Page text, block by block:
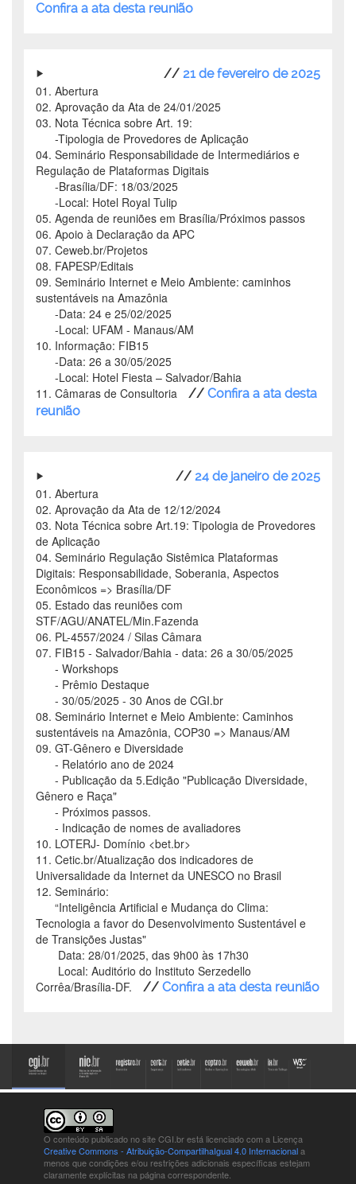
Confira a ata desta reunião
// 21 de fevereiro de 2025
01. Abertura
02. Aprovação da Ata de 24/01/2025
03. Nota Técnica sobre Art. 19:
-Tipologia de Provedores de Aplicação
04. Seminário Responsabilidade de Intermediários e
Regulação de Plataformas Digitais
-Brasília/DF: 18/03/2025
-Local: Hotel Royal Tulip
05. Agenda de reuniões em Brasília/Próximos passos
06. Apoio à Declaração da APC
07. Ceweb.br/Projetos
08. FAPESP/Editais
09. Seminário Internet e Meio Ambiente: caminhos
sustentáveis na Amazônia
-Data: 24 e 25/02/2025
-Local: UFAM - Manaus/AM
10. Informação: FIB15
-Data: 26 a 30/05/2025
-Local: Hotel Fiesta – Salvador/Bahia
11. Câmaras de Consultoria
// Confira a ata desta
reunião
// 24 de janeiro de 2025
01. Abertura
02. Aprovação da Ata de 12/12/2024
03. Nota Técnica sobre Art.19: Tipologia de Provedores
de Aplicação
04. Seminário Regulação Sistêmica Plataformas
Digitais: Responsabilidade, Soberania, Aspectos
Econômicos => Brasília/DF
05. Estado das reuniões com
STF/AGU/ANATEL/Min.Fazenda
06. PL-4557/2024 / Silas Câmara
07. FIB15 - Salvador/Bahia - data: 26 a 30/05/2025
- Workshops
- Prêmio Destaque
- 30/05/2025 - 30 Anos de CGI.br
08. Seminário Internet e Meio Ambiente: Caminhos
sustentáveis na Amazônia, COP30 => Manaus/AM
09. GT-Gênero e Diversidade
- Relatório ano de 2024
- Publicação da 5.Edição "Publicação Diversidade,
Gênero e Raça"
- Próximos passos.
- Indicação de nomes de avaliadores
10. LOTERJ- Domínio <bet.br>
11. Cetic.br/Atualização dos indicadores de
Universalidade da Internet da UNESCO no Brasil
12. Seminário:
“Inteligência Artificial e Mudança do Clima:
Tecnologia a favor do Desenvolvimento Sustentável e
de Transições Justas"
Data: 28/01/2025, das 9h00 às 17h30
Local: Auditório do Instituto Serzedello
Corrêa/Brasília-DF.
// Confira a ata desta reunião
O conteúdo publicado no site CGI.br está licenciado com a Licença
Creative Commons - Atribuição-CompartilhaIgual 4.0 Internacionala
menos que condições e/ou restrições adicionais específicas estejam
claramente explícitas na página correspondente.